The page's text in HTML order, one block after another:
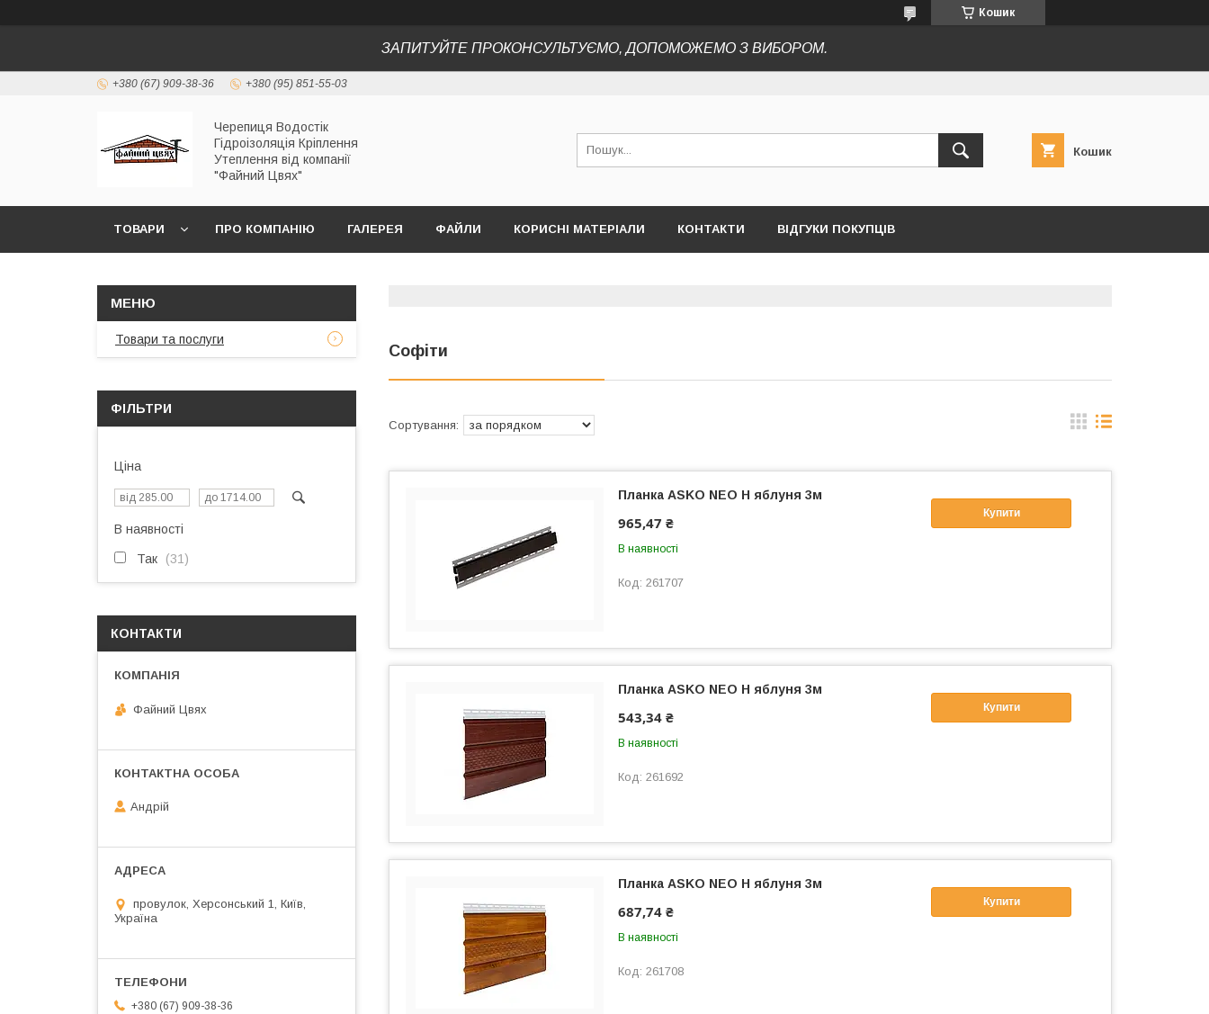
Кошик
ЗАПИТУЙТЕ ПРОКОНСУЛЬТУЄМО, ДОПОМОЖЕМО З ВИБОРОМ.
+380 (67) 909-38-36 +380 (95) 851-55-03
Черепиця Водостік
Гідроізоляція Кріплення
Утеплення від компанії
"Файний Цвях"
Кошик
ТОВАРИ ПРО КОМПАНІЮ ГАЛЕРЕЯ ФАЙЛИ КОРИСНІ МАТЕРІАЛИ КОНТАКТИ ВІДГУКИ ПОКУПЦІВ
Софіти
Купити
Планка ASKO NEO Н яблуня 3м
965,47 ₴
В наявності
261707
Купити
Планка ASKO NEO Н яблуня 3м
543,34 ₴
В наявності
261692
Купити
Планка ASKO NEO Н яблуня 3м
687,74 ₴
В наявності
261708
Товари та послуги
ФІЛЬТРИ
Ціна
В наявності
Так 31
КОНТАКТИ
Файний Цвях
Андрій
провулок, Херсонський 1, Київ,
Україна
+380 (67) 909-38-36